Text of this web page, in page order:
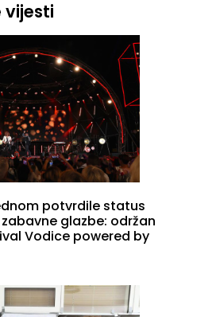
vijesti
potvrdile status
glazbe: održan
Vodice powered by